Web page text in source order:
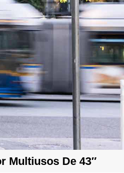
português
日本語
Multiusos De 43″